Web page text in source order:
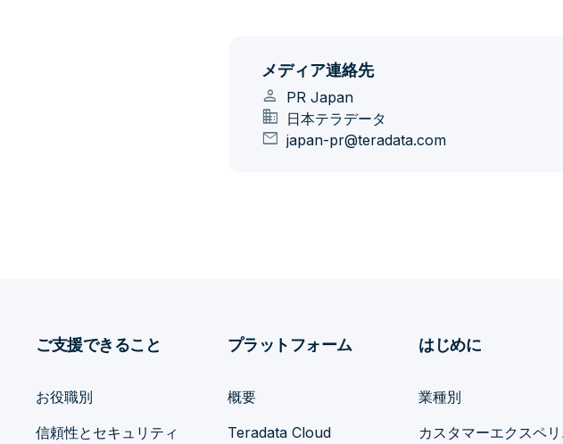
メディア連絡先
person PR Japan
domain 日本テラデータ
mail japan-pr@teradata.com
ご支援できること
お役職別
信頼性とセキュリティ
プラットフォーム
概要
Teradata Cloud
はじめに
業種別
カスタマーエクスペ